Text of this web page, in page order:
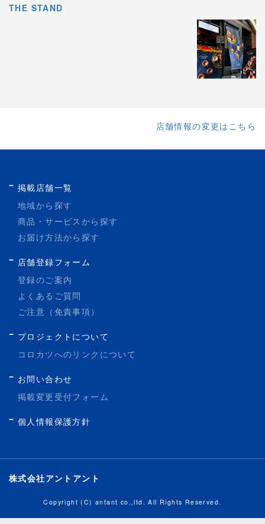
THE STAND
店舗情報の変更はこちら
掲載店舗一覧
地域から探す
商品・サービスから探す
お届け方法から探す
店舗登録フォーム
登録のご案内
よくあるご質問
ご注意（免責事項）
プロジェクトについて
コロカツへのリンクについて
お問い合わせ
掲載変更受付フォーム
個人情報保護方針
株式会社アントアント
Copyright (C) antant co.,ltd. All Rights Reserved.